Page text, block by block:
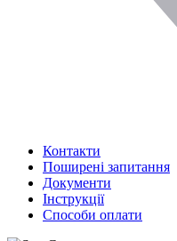
Контакти
Поширені запитання
Документи
Інструкції
Способи оплати